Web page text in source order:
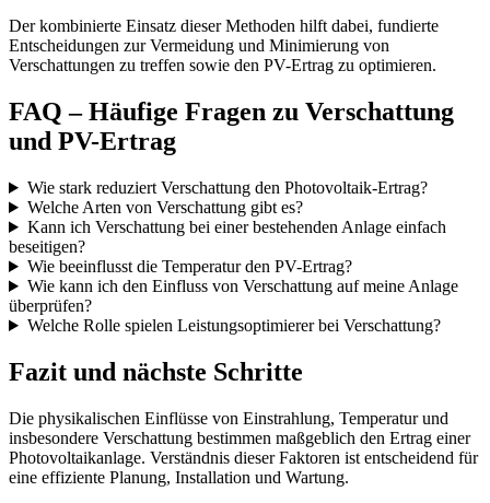
Der kombinierte Einsatz dieser Methoden hilft dabei, fundierte
Entscheidungen zur Vermeidung und Minimierung von
Verschattungen zu treffen sowie den PV-Ertrag zu optimieren.
FAQ – Häufige Fragen zu Verschattung
und PV-Ertrag
Wie stark reduziert Verschattung den Photovoltaik-Ertrag?
Welche Arten von Verschattung gibt es?
Kann ich Verschattung bei einer bestehenden Anlage einfach
beseitigen?
Wie beeinflusst die Temperatur den PV-Ertrag?
Wie kann ich den Einfluss von Verschattung auf meine Anlage
überprüfen?
Welche Rolle spielen Leistungsoptimierer bei Verschattung?
Fazit und nächste Schritte
Die physikalischen Einflüsse von Einstrahlung, Temperatur und
insbesondere Verschattung bestimmen maßgeblich den Ertrag einer
Photovoltaikanlage. Verständnis dieser Faktoren ist entscheidend für
eine effiziente Planung, Installation und Wartung.